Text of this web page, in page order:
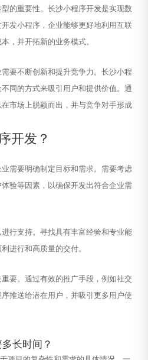
的重要性。长沙小程序开发是实现数
发小程序，企业能够更好地利用互联
，并开拓新的业务模式。
要不断创新和提升竞争力。长沙小程
同的方式来吸引用户和提供价值。通
市场上脱颖而出，并与竞争对手形成
开发？
需要明确制定目标和需求。需要考虑
验等因素，以确保开发出符合企业需
行支持。寻找具有丰富经验和专业能
进行和高质量的交付。
要。通过有效的推广手段，例如社交
推送给潜在用户，并吸引更多用户使
长时间？